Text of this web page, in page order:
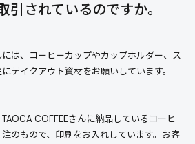
引されているのですか。
は、コーヒーカップやカップホルダー、ス
テイクアウト資材をお願いしています。
COFFEEさんに納品しているコーヒ
のもので、印刷をお入れしています。お客